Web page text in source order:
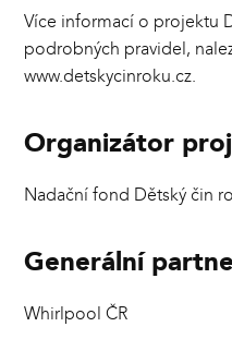
Více informací o projektu
podrobných pravidel,
www.detskycinroku.cz.
Organizátor
Nadační fond Dětský čin
Generální
Whirlpool ČR